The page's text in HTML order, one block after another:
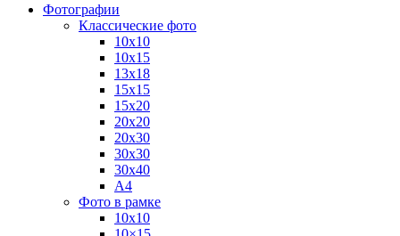
Фотографии
Классические фото
10х10
10х15
13х18
15х15
15х20
20х20
20х30
30х30
30х40
А4
Фото в рамке
10х10